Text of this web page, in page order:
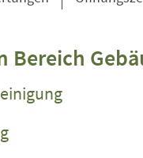
Bereich